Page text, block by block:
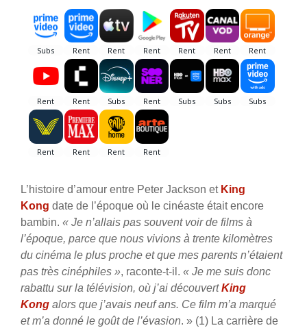
L’histoire d’amour entre Peter Jackson et King
Kong date de l’époque où le cinéaste était encore
bambin. « Je n’allais pas souvent voir de films à
l’époque, parce que nous vivions à trente kilomètres
du cinéma le plus proche et que mes parents n’étaient
pas très cinéphiles », raconte-t-il. « Je me suis donc
rabattu sur la télévision, où j’ai découvertKing
Kong alors que j’avais neuf ans. Ce film m’a marqué
et m’a donné le goût de l’évasion. » (1) La carrière de